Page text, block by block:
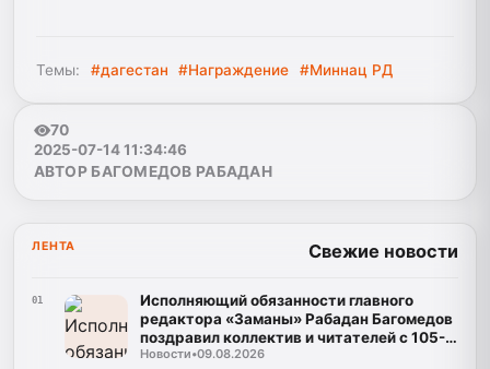
Темы: #дагестан #Награждение #Миннац РД
70
2025-07-14 11:34:46
АВТОР БАГОМЕДОВ РАБАДАН
ЛЕНТА Свежие новости
01
Исполняющий обязанности главного
редактора «Заманы» Рабадан Багомедов
поздравил коллектив и читателей с 105-
летним юбилеем газеты
Новости•09.08.2026